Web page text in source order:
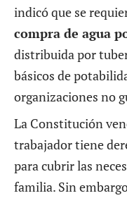
indicó que se
compra de agua
distribuida por
básicos de
organizaciones no
La Constitución
trabajador tiene
para cubrir las
familia. Sin